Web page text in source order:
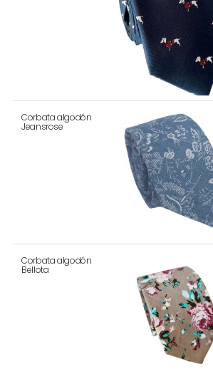
Corbata algodón
Jeansrose
Corbata algodón
Bellota